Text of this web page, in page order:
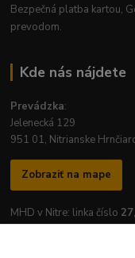
Bezpečná platba kartou,
prevodom.
Kde nás nájdete
Prevádzka:
Jelenecká 129
951 01, Nitrianske
Zobraziť na mape
MHD v Nitre: linka číslo 27